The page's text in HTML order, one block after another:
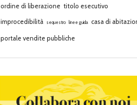
ordine di liberazione titolo esecutivo
improcedibilità
sequestro linee guida casa di
portale vendite pubbliche